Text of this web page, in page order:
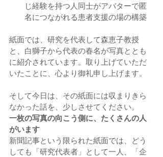
じ経験を持つ人同士がアバターで匿
名につながれる患者支援の場の構築
紙面では、研究を代表して森恵子教授
と、白獅子から代表の春名が写真ととも
に紹介されています。取り上げていただ
いたことに、心より御礼申し上げます。
そして今日は、その紙面には収まりきら
なかった話を、少しさせてください。
一枚の写真の向こう側に、たくさんの人
がいます
新聞記事という限られた紙面では、どう
しても「研究代表者」として一人、「企